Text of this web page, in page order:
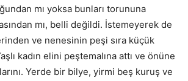
mı yoksa bunları torununa
mı, belli değildi. İstemeyerek de
ve nenesinin peşi sıra küçük
kadın elini peştemalına attı ve önüne
Yerde bir bilye, yirmi beş kuruş ve